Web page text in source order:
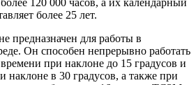
более 25 лет.
предназначен для работы в
Он способен непрерывно работать
при наклоне до 15 градусов и
наклоне в 30 градусов, а также при